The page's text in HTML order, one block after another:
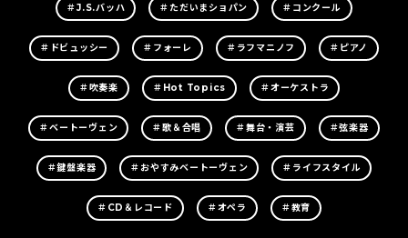
＃J.S.バッハ ＃ただいまショパン ＃コンクール
＃ドビュッシー ＃フォーレ ＃ラフマニノフ ＃ピアノ
＃吹奏楽 ＃Hot Topics ＃オーケストラ
＃ベートーヴェン ＃歌＆合唱 ＃舞台・演芸 ＃弦楽器
＃鍵盤楽器 ＃おやすみベートーヴェン ＃ライフスタイル
＃CD＆レコード ＃オペラ ＃教育